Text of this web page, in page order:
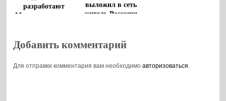
разработают
Минпросвещения
выложил в сеть
житель Россоши
Добавить комментарий
Для отправки комментария вам необходимоавторизоваться